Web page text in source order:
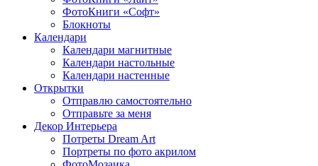
ФотоКниги «Софт»
Блокноты
Календари
Календари магнитные
Календари настольные
Календари настенные
Открытки
Отправлю самостоятельно
Отправьте за меня
Декор Интерьера
Потреты Dream Art
Портреты по фото акрилом